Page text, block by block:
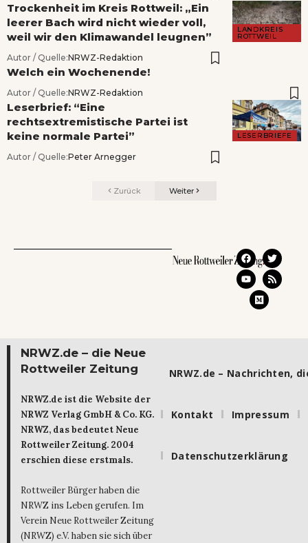
LANDKREIS
ROTTWEIL
Trockenheit im Kreis Rottweil: „Ein
leerer Bach wird nicht wieder voll,
weil wir den Klimawandel leugnen”
Autor / Quelle:NRWZ-Redaktion
Welch ein Wochenende!
Autor / Quelle:NRWZ-Redaktion
LESERBRIEFE
Leserbrief: “Eine
rechtsextremistische Partei ist
keine normale Partei”
Autor / Quelle:Peter Arnegger
Zurück Weiter
NRWZ.de – die Neue
Rottweiler Zeitung
NRWZ.de ist die Website der
NRWZ Verlag GmbH & Co. KG.
NRWZ, das bedeutet Neue
Rottweiler Zeitung. 2004
erschien diese erstmals.
Rottweiler Bürger haben die
NRWZ ins Leben gerufen. Im
Verein Neue Rottweiler Zeitung
(NRWZ) e.V. haben sie sich über
NRWZ.de – Nachrichten,
Kontakt Impressum
Datenschutzerklärung